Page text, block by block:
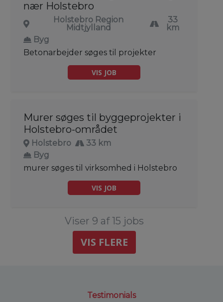
nær Holstebro
Holstebro Region
Midtjylland
33
km
Byg
Betonarbejder søges til projekter
VIS JOB
Murer søges til byggeprojekter i
Holstebro-området
Holstebro
33 km
Byg
murer søges til virksomhed i Holstebro
VIS JOB
Viser 9 af 15 jobs
VIS FLERE
Testimonials